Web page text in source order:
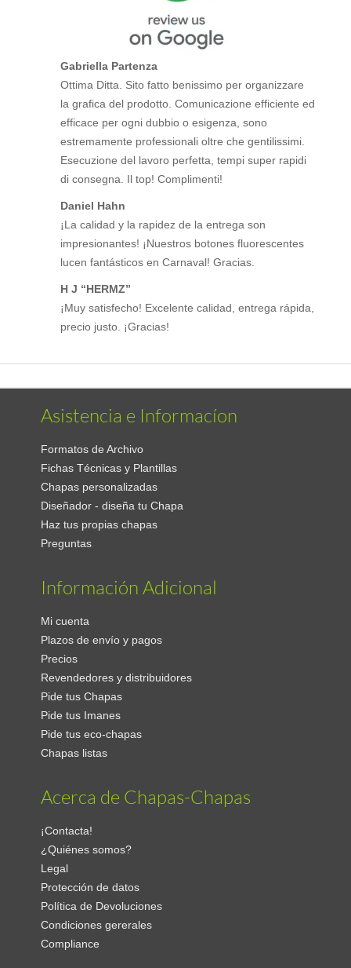
Gabriella Partenza
Ottima Ditta. Sito fatto benissimo per organizzare
la grafica del prodotto. Comunicazione efficiente ed
efficace per ogni dubbio o esigenza, sono
estremamente professionali oltre che gentilissimi.
Esecuzione del lavoro perfetta, tempi super rapidi
di consegna. Il top! Complimenti!
Daniel Hahn
¡La calidad y la rapidez de la entrega son
impresionantes! ¡Nuestros botones fluorescentes
lucen fantásticos en Carnaval! Gracias.
H J “HERMZ”
¡Muy satisfecho! Excelente calidad, entrega rápida,
precio justo. ¡Gracias!
Asistencia e Informacíon
Formatos de Archivo
Fichas Técnicas y Plantillas
Chapas personalizadas
Diseñador - diseña tu Chapa
Haz tus propias chapas
Preguntas
Información Adicional
Mi cuenta
Plazos de envío y pagos
Precios
Revendedores y distribuidores
Pide tus Chapas
Pide tus Imanes
Pide tus eco-chapas
Chapas listas
Acerca de Chapas-Chapas
¡Contacta!
¿Quiénes somos?
Legal
Protección de datos
Política de Devoluciones
Condiciones gererales
Compliance